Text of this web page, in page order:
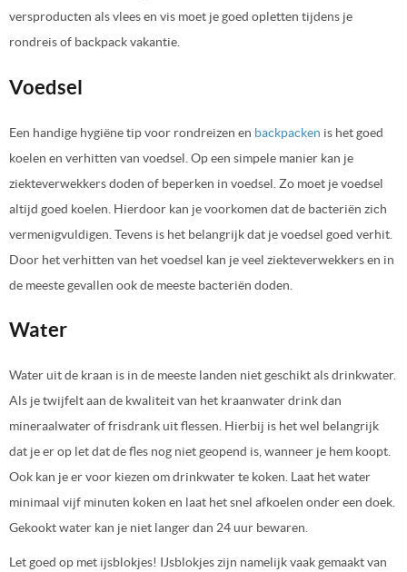
versproducten als vlees en vis moet je goed opletten tijdens je
rondreis of backpack vakantie.
Voedsel
Een handige hygiëne tip voor rondreizen en backpacken is het goed
koelen en verhitten van voedsel. Op een simpele manier kan je
ziekteverwekkers doden of beperken in voedsel. Zo moet je voedsel
altijd goed koelen. Hierdoor kan je voorkomen dat de bacteriën zich
vermenigvuldigen. Tevens is het belangrijk dat je voedsel goed verhit.
Door het verhitten van het voedsel kan je veel ziekteverwekkers en in
de meeste gevallen ook de meeste bacteriën doden.
Water
Water uit de kraan is in de meeste landen niet geschikt als drinkwater.
Als je twijfelt aan de kwaliteit van het kraanwater drink dan
mineraalwater of frisdrank uit flessen. Hierbij is het wel belangrijk
dat je er op let dat de fles nog niet geopend is, wanneer je hem koopt.
Ook kan je er voor kiezen om drinkwater te koken. Laat het water
minimaal vijf minuten koken en laat het snel afkoelen onder een doek.
Gekookt water kan je niet langer dan 24 uur bewaren.
Let goed op met ijsblokjes! IJsblokjes zijn namelijk vaak gemaakt van